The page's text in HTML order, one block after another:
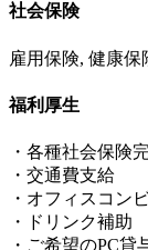
社会保険
雇用保険, 健康保
福利厚生
・各種社会保険
・交通費支給
・オフィスコン
・ドリンク補助
・ご希望のPC貸